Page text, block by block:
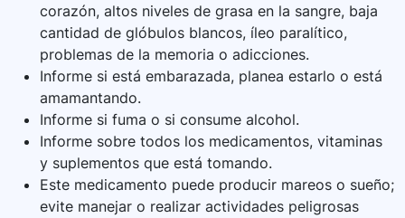
corazón, altos niveles de grasa en la sangre, baja
cantidad de glóbulos blancos, íleo paralítico,
problemas de la memoria o adicciones.
Informe si está embarazada, planea estarlo o está
amamantando.
Informe si fuma o si consume alcohol.
Informe sobre todos los medicamentos, vitaminas
y suplementos que está tomando.
Este medicamento puede producir mareos o sueño;
evite manejar o realizar actividades peligrosas